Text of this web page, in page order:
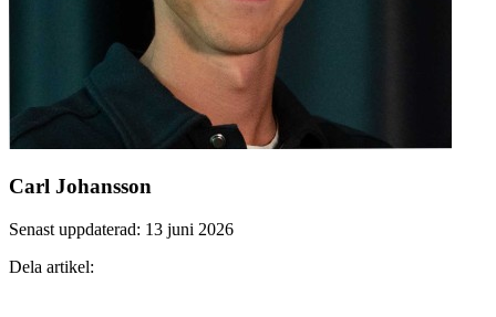
Carl Johansson
Senast uppdaterad: 13 juni 2026
Dela artikel: